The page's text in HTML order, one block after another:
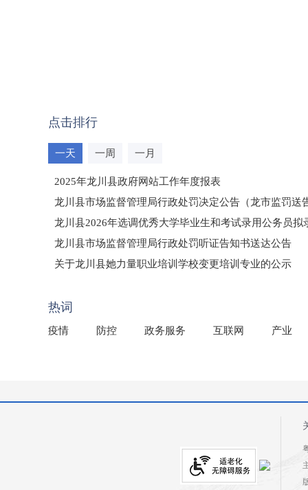
点击排行
一天 一周 一月
2025年龙川县政府网站工作年度报表
龙川县市场监督管理局行政处罚决定公告（龙市监罚送
龙川县2026年选调优秀大学毕业生和考试录用公务员拟
龙川县市场监督管理局行政处罚听证告知书送达公告
（龙市监罚送告〔2026〕71号）
关于龙川县她力量职业培训学校变更培训专业的公示
热词
疫情 防控 政务服务 互联网 产业